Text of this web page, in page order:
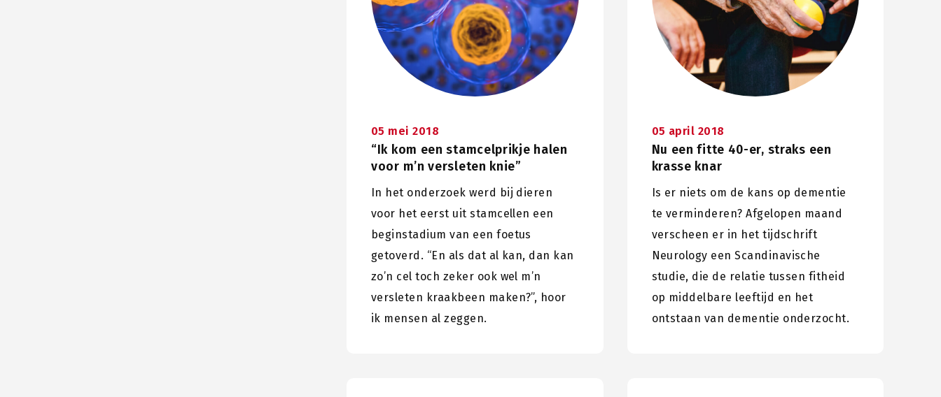
05 mei 2018
“Ik kom een stamcelprikje halen
voor m’n versleten knie”
In het onderzoek werd bij dieren
voor het eerst uit stamcellen een
beginstadium van een foetus
getoverd. “En als dat al kan, dan kan
zo’n cel toch zeker ook wel m’n
versleten kraakbeen maken?”, hoor
ik mensen al zeggen.
05 april 2018
Nu een fitte 40-er, straks een
krasse knar
Is er niets om de kans op dementie
te verminderen? Afgelopen maand
verscheen er in het tijdschrift
Neurology een Scandinavische
studie, die de relatie tussen fitheid
op middelbare leeftijd en het
ontstaan van dementie onderzocht.